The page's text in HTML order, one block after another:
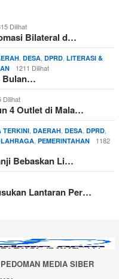
Dilihat
Bilateral d…
, DESA, DPRD, LITERASI &
1211 Dilihat
Bulan…
Dilihat
4 Outlet di Mala…
TERKINI, DAERAH, DESA, DPRD,
, PEMERINTAHAN
1182
Bebaskan Li…
Lantaran Per…
PEDOMAN MEDIA SIBER